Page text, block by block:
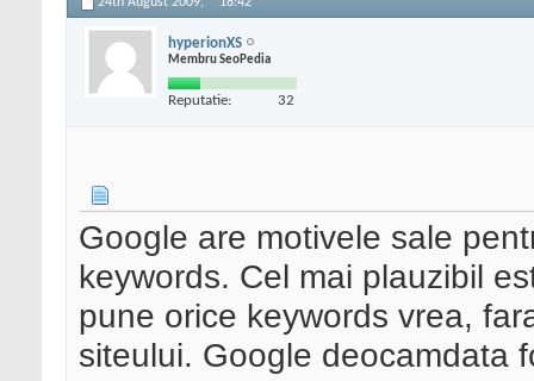
hyperionXS
Membru SeoPedia
Reputatie: 32
Google are motivele sale
keywords. Cel mai plauzibil
pune orice keywords vrea,
siteului. Google deocamdata